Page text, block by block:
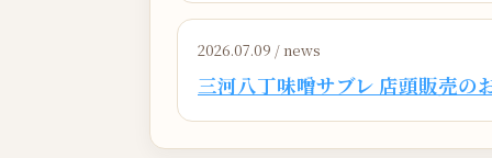
2026.07.09 / news
三河八丁味噌サブレ 店頭販売の